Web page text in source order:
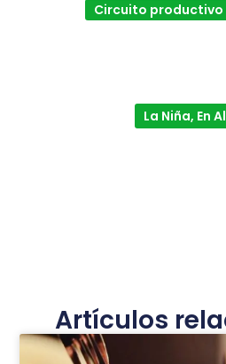
Circuito productivo
La Niña, En
Artículos